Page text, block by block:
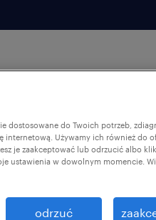
Klienta, eksperta w
sektora
osoby na stanowisko:
dostosowane do Twoich potrzeb,
internetową. Używamy ich również do
je zaakceptować lub odrzucić albo
ustawienia w dowolnym momencie.
odrzuć